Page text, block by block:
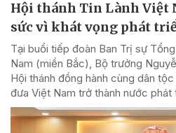
Hội thánh Tin Lành Việt
sức vì khát vọng phát
Tại buổi tiếp đoàn Ban Trị sự
Nam (miền Bắc), Bộ trưởng
Hội thánh đồng hành cùng dân
đưa Việt Nam trở thành nước phát